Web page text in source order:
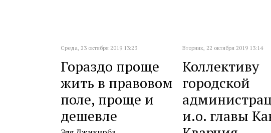
Среда, 23 октября 2019 13:23
Гораздо проще
жить в правовом
поле, проще и
дешевле
Вторник, 22 октября 2019 13:14
Коллективу
городской
и.о. главы